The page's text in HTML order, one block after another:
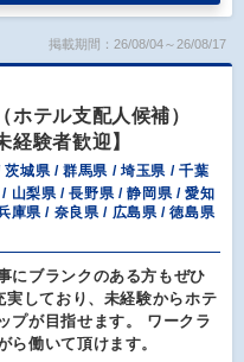
掲載期間：26/08/04～26/08/17
ホテル支配人候補）
経験者歓迎】
茨城県 / 群馬県 / 埼玉県 / 千葉
山梨県 / 長野県 / 静岡県 / 愛知
庫県 / 奈良県 / 広島県 / 徳島県
にブランクのある方もぜひ
しており、未経験からホテ
プが目指せます。 ワークラ
ら働いて頂けます。